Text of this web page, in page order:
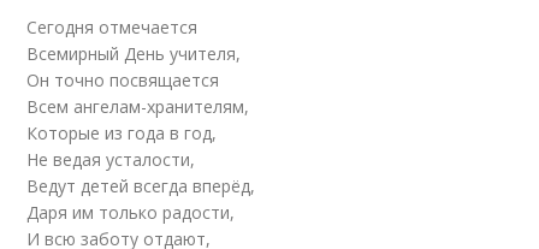
Сегодня отмечается
Всемирный День учителя,
Он точно посвящается
Всем ангелам-хранителям,
Которые из года в год,
Не ведая усталости,
Ведут детей всегда вперёд,
Даря им только радости,
И всю заботу отдают,